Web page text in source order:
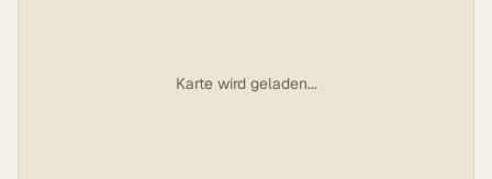
Karte wird geladen...